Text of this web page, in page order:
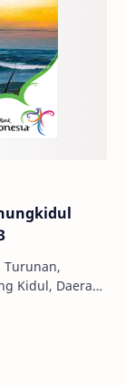
Turunan,
Kidul, Daerah